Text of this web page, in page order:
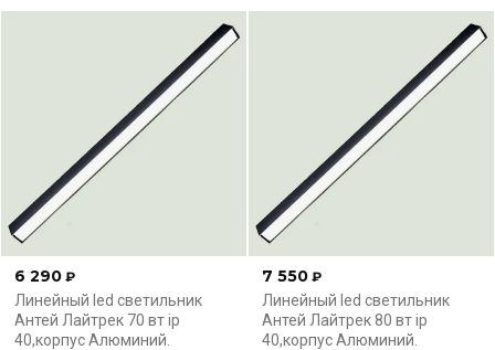
6 290 ₽
Линейный led светильник
Антей Лайтрек 70 вт ip
40,корпус Алюминий.
7 550 ₽
Линейный led светильник
Антей Лайтрек 80 вт ip
40,корпус Алюминий.